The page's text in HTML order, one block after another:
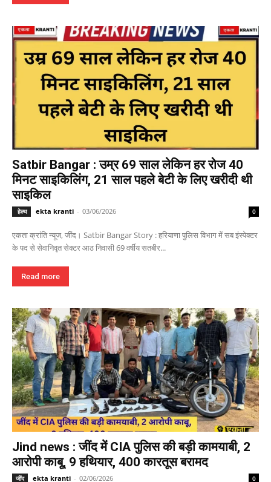
Satbir Bangar : उम्र 69 साल लेकिन हर रोज 40
मिनट साइकिलिंग, 21 साल पहले बेटी के लिए खरीदी थी
साइकिल
हेल्थ ekta kranti - 03/06/2026 0
एकता क्रांति न्यूज, जींद। Satbir Bangar Story : हरियाणा पुलिस विभाग में सब इंस्पेक्टर
के पद से सेवानिवृत सेक्टर आठ निवासी 69 वर्षीय सतबीर...
Read more
Jind news : जींद में CIA पुलिस की बड़ी कामयाबी, 2
आरोपी काबू, 9 हथियार, 400 कारतूस बरामद
जींद ekta kranti - 02/06/2026 0